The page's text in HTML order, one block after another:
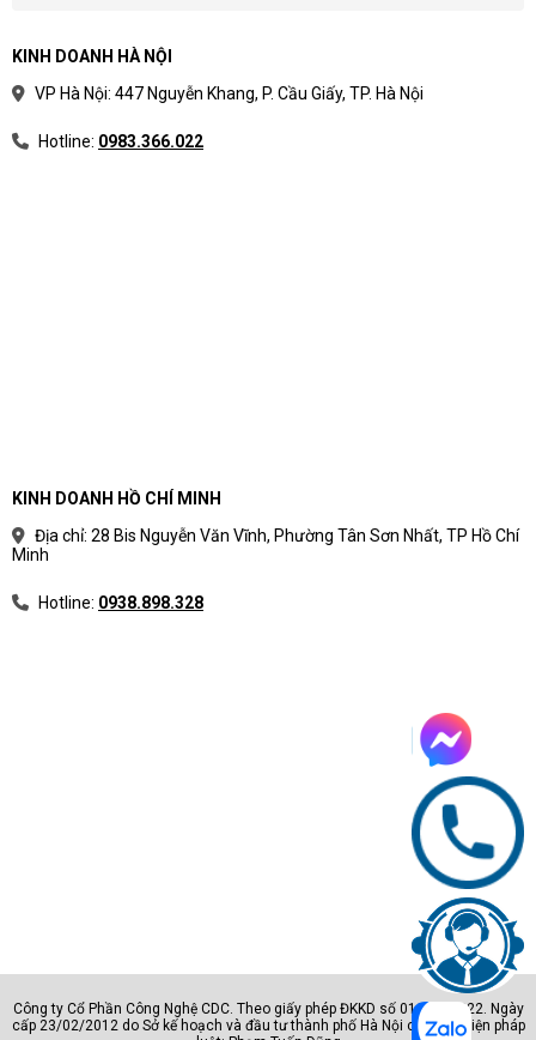
KINH DOANH HÀ NỘI
VP Hà Nội: 447 Nguyễn Khang, P. Cầu Giấy, TP. Hà Nội
Hotline: 0983.366.022
KINH DOANH HỒ CHÍ MINH
Địa chỉ: 28 Bis Nguyễn Văn Vĩnh, Phường Tân Sơn Nhất, TP Hồ Chí
Minh
Hotline: 0938.898.328
Công ty Cổ Phần Công Nghệ CDC. Theo giấy phép ĐKKD số 0105801222. Ngày
cấp 23/02/2012 do Sở kế hoạch và đầu tư thành phố Hà Nội cấp. Đại diện pháp